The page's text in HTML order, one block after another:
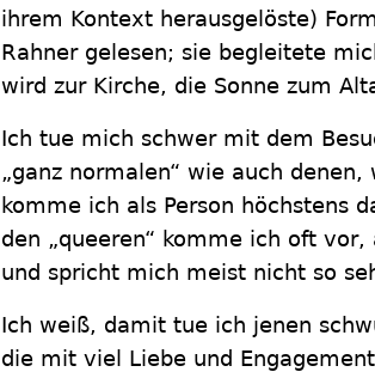
ihrem Kontext herausgelöste)
Rahner gelesen; sie begleitete
wird zur Kirche, die Sonne zum
Ich tue mich schwer mit dem
„ganz normalen“ wie auch
komme ich als Person höchstens
den „queeren“ komme ich oft
und spricht mich meist nicht so
Ich weiß, damit tue ich jenen
die mit viel Liebe und